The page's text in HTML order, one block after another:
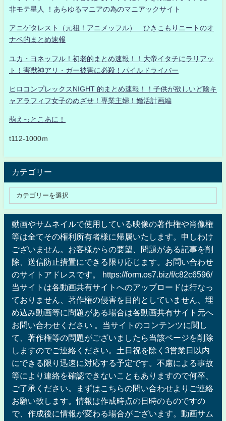
非モテ星人 ！あらゆるマニアの為のマニアックサイト
アニゲタレスト（元祖！アニメッフル） ひきこもりニートのオ
ナベ的まとめ速報
ユカ・ヨネッフル！初老的まとめ速報！！大帝イタチにラリアッ
ト！害獣神アリ・ガー被害に必殺！パイルドライバー
ヒロコンプレックスNIGHT 的まとめ速報！！子供が欲しいど陰キ
ャアラフィフ女子のめざせ！専業主婦！婚活計画編
萌えっとこあに！
t112-1000ｍ
カテゴリー
動画やサムネイルで使用している映像の著作権や肖像権
等は全てその権利所有者様に帰属いたします。申しわけ
ございません。お客様からの要望、問題がある記事を削
除、送信防止措置にできる限り応じます。お問い合わせ
のサイトアドレスです。 https://form.os7.biz/f/c82c6596/
当サイトは各動画共有サイトへのアップロードは行なっ
ておりません、著作権の侵害を目的としていません、埋
め込み動画等に問題がある場合は各動画共有サイト元へ
お問い合わせください 。当サイトのコンテンツに関し
て、著作権等の問題がございましたら当該ページを削除
しますのでご連絡ください。土日祝を除く3営業日以内
にできる限り迅速に対応する予定です。不慮による事故
等により連絡を確認できないこともありますので何卒、
ご了承ください。まずはこちらの問い合わせよりご連絡
お願い致します。情報は作成時点の日時のものですの
で、作成後に情報が変わる場合がございます。動画サム